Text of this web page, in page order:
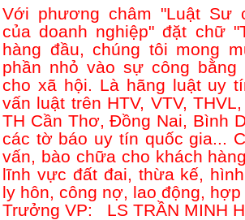
Với phương châm "Luật Sư
của doanh nghiệp" đặt chữ
hàng đầu, chúng tôi mong
phần nhỏ vào sự công
cho xã hội. Là hãng luật uy
vấn luật trên HTV, VTV,
TH Cần Thơ, Đồng Nai, Bình
các tờ báo uy tín quốc gia...
vấn, bào chữa cho khách
lĩnh vực đất đai, thừa kế,
ly hôn, công nợ, lao động, hợp
Trưởng VP: LS TRẦN MINH